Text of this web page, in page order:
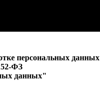
персональных данных
ФЗ
данных"